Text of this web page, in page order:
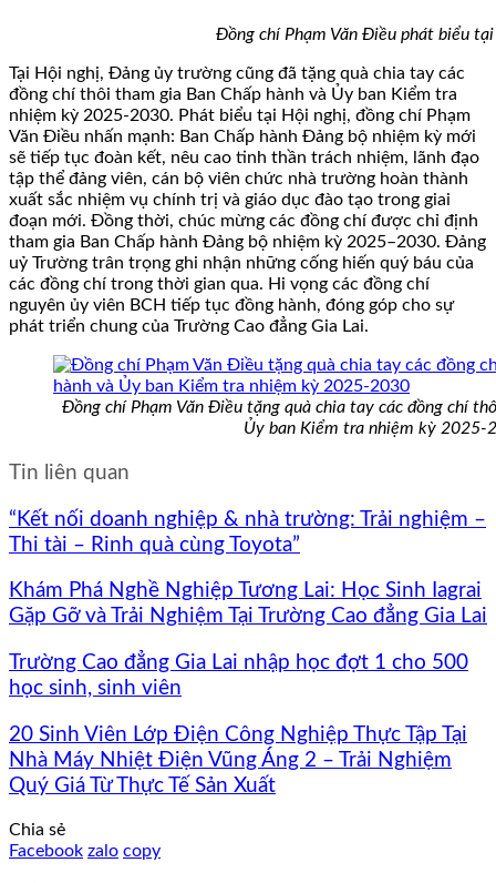
Đồng chí Phạm Văn Điều phát biểu
Tại Hội nghị, Đảng ủy trường cũng đã tặng quà chia tay các
đồng chí thôi tham gia Ban Chấp hành và Ủy ban Kiểm tra
nhiệm kỳ 2025-2030. Phát biểu tại Hội nghị, đồng chí Phạm
Văn Điều nhấn mạnh: Ban Chấp hành Đảng bộ nhiệm kỳ mới
sẽ tiếp tục đoàn kết, nêu cao tinh thần trách nhiệm, lãnh đạo
tập thể đảng viên, cán bộ viên chức nhà trường hoàn thành
xuất sắc nhiệm vụ chính trị và giáo dục đào tạo trong giai
đoạn mới. Đồng thời, chúc mừng các đồng chí được chỉ định
tham gia Ban Chấp hành Đảng bộ nhiệm kỳ 2025–2030. Đảng
uỷ Trường trân trọng ghi nhận những cống hiến quý báu của
các đồng chí trong thời gian qua. Hi vọng các đồng chí
nguyên ủy viên BCH tiếp tục đồng hành, đóng góp cho sự
phát triển chung của Trường Cao đẳng Gia Lai.
Đồng chí Phạm Văn Điều tặng quà chia tay các đồng chí
Ủy ban Kiểm tra nhiệm kỳ 2025-
Tin liên quan
“Kết nối doanh nghiệp & nhà trường: Trải nghiệm –
Thi tài – Rinh quà cùng Toyota”
Khám Phá Nghề Nghiệp Tương Lai: Học Sinh Iagrai
Gặp Gỡ và Trải Nghiệm Tại Trường Cao đẳng Gia Lai
Trường Cao đẳng Gia Lai nhập học đợt 1 cho 500
học sinh, sinh viên
20 Sinh Viên Lớp Điện Công Nghiệp Thực Tập Tại
Nhà Máy Nhiệt Điện Vũng Áng 2 – Trải Nghiệm
Quý Giá Từ Thực Tế Sản Xuất
Chia sẻ
Facebook zalo copy